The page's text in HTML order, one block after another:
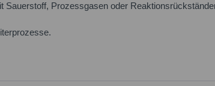
Prozessgasen oder